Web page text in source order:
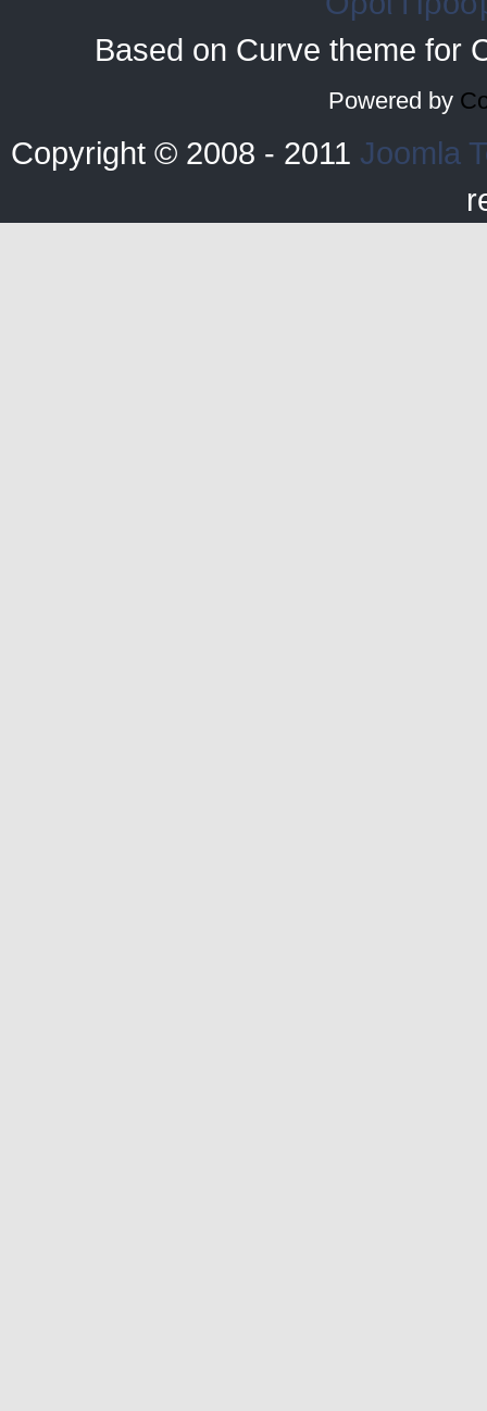
Based on Curve theme for
Powered by
Copyright © 2008 - 2011 Joomla